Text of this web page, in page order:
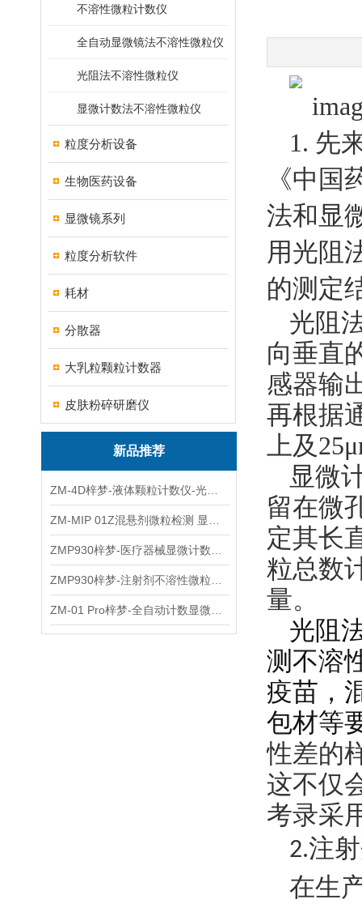
不溶性微粒计数仪
全自动显微镜法不溶性微粒仪
光阻法不溶性微粒仪
显微计数法不溶性微粒仪
粒度分析设备
生物医药设备
显微镜系列
粒度分析软件
耗材
分散器
大乳粒颗粒计数器
皮肤粉碎研磨仪
新品推荐
1. 先
《中国
法和显
用光阻
的测定
光阻
向垂直
感器输
再根据
上及
显微
留在微
定其长
粒总数
量。
光阻
测不溶
疫苗，
包材等
性差的
这不仅
考录采
2.注
在生